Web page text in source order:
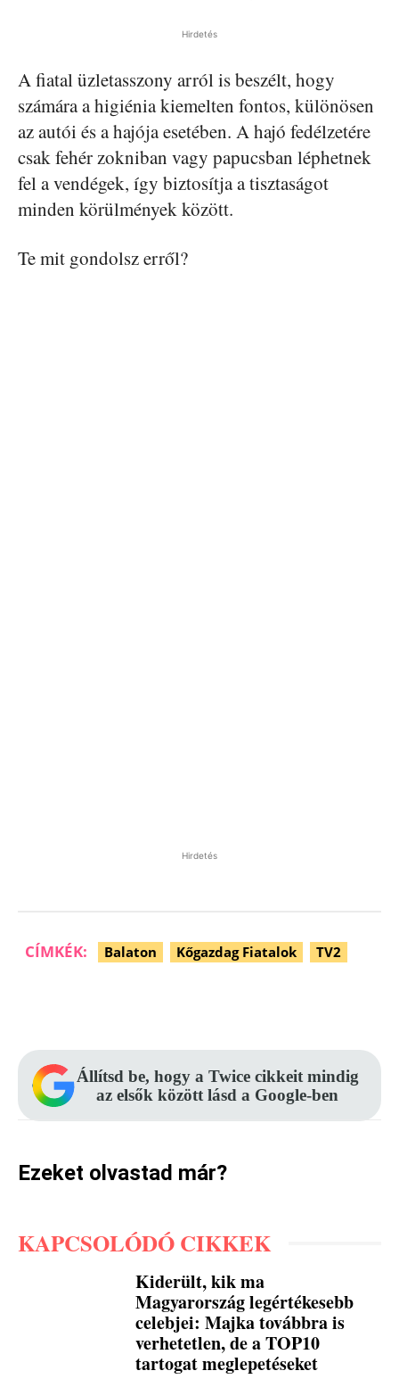
Hirdetés
A fiatal üzletasszony arról is beszélt, hogy
számára a higiénia kiemelten fontos, különösen
az autói és a hajója esetében. A hajó fedélzetére
csak fehér zokniban vagy papucsban léphetnek
fel a vendégek, így biztosítja a tisztaságot
minden körülmények között.
Te mit gondolsz erről?
Hirdetés
CÍMKÉK: Balaton Kőgazdag Fiatalok TV2
Állítsd be, hogy a Twice cikkeit mindig
az elsők között lásd a Google-ben
Ezeket olvastad már?
KAPCSOLÓDÓ CIKKEK
Kiderült, kik ma
Magyarország legértékesebb
celebjei: Majka továbbra is
verhetetlen, de a TOP10
tartogat meglepetéseket